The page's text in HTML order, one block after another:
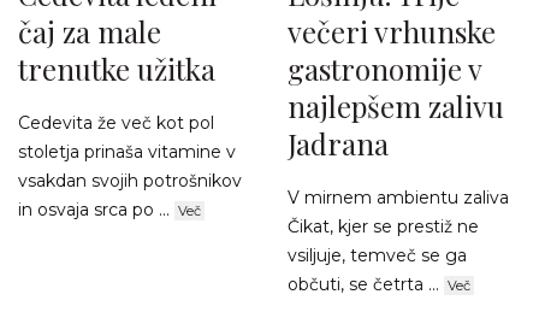
čaj za male
trenutke užitka
Cedevita že več kot pol
stoletja prinaša vitamine v
vsakdan svojih potrošnikov
in osvaja srca po ... Več
večeri vrhunske
gastronomije v
najlepšem zalivu
Jadrana
V mirnem ambientu zaliva
Čikat, kjer se prestiž ne
vsiljuje, temveč se ga
občuti, se četrta ... Več